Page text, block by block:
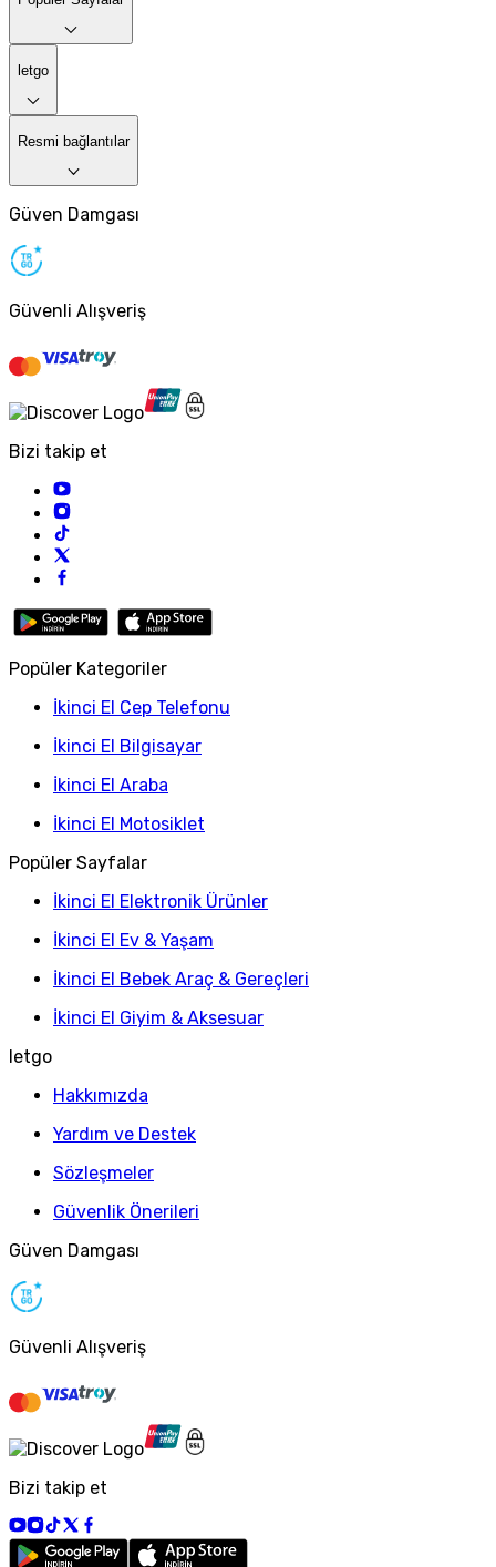
letgo
Resmi bağlantılar
Güven Damgası
Güvenli Alışveriş
Bizi takip et
Popüler Kategoriler
İkinci El Cep Telefonu
İkinci El Bilgisayar
İkinci El Araba
İkinci El Motosiklet
Popüler Sayfalar
İkinci El Elektronik Ürünler
İkinci El Ev & Yaşam
İkinci El Bebek Araç & Gereçleri
İkinci El Giyim & Aksesuar
letgo
Hakkımızda
Yardım ve Destek
Sözleşmeler
Güvenlik Önerileri
Güven Damgası
Güvenli Alışveriş
Bizi takip et